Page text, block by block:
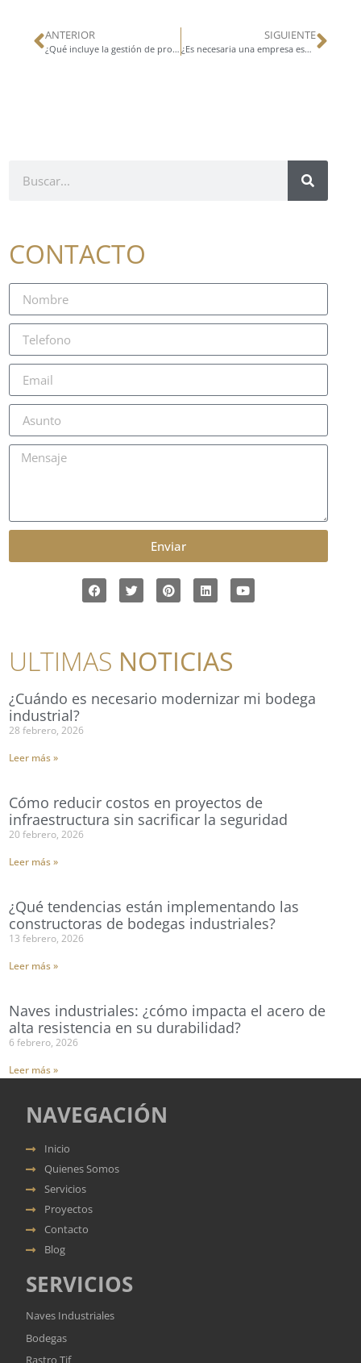
ANTERIOR
¿Qué incluye la gestión de proyectos mediante la metodología llave en mano?
SIGUIENTE
¿Es necesaria una empresa especializada para realizar una obra civil?
CONTACTO
Enviar
ULTIMAS NOTICIAS
¿Cuándo es necesario modernizar mi bodega
industrial?
28 febrero, 2026
Leer más »
Cómo reducir costos en proyectos de
infraestructura sin sacrificar la seguridad
20 febrero, 2026
Leer más »
¿Qué tendencias están implementando las
constructoras de bodegas industriales?
13 febrero, 2026
Leer más »
Naves industriales: ¿cómo impacta el acero de
alta resistencia en su durabilidad?
6 febrero, 2026
Leer más »
NAVEGACIÓN
Inicio
Quienes Somos
Servicios
Proyectos
Contacto
Blog
SERVICIOS
Naves Industriales
Bodegas
Rastro Tif